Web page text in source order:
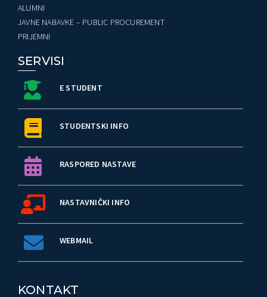
ALUMNI
JAVNE NABAVKE – PUBLIC PROCUREMENT
PRIJEMNI
SERVISI
E STUDENT
STUDENTSKI INFO
RASPORED NASTAVE
NASTAVNIČKI INFO
WEBMAIL
KONTAKT